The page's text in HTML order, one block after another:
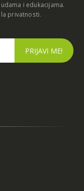
i edukacijama.
privatnosti.